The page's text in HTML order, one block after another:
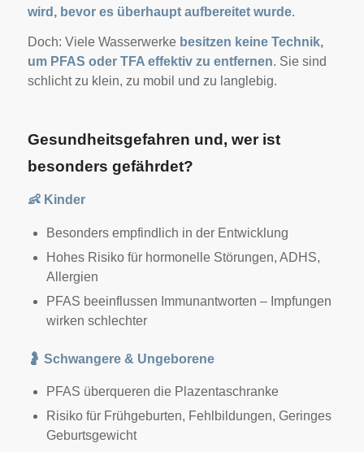
wird, bevor es überhaupt aufbereitet wurde.
Doch: Viele Wasserwerke besitzen keine Technik,
um PFAS oder TFA effektiv zu entfernen. Sie sind
schlicht zu klein, zu mobil und zu langlebig.
Gesundheitsgefahren und, wer ist
besonders gefährdet?
👶Kinder
Besonders empfindlich in der Entwicklung
Hohes Risiko für hormonelle Störungen, ADHS,
Allergien
PFAS beeinflussen Immunantworten – Impfungen
wirken schlechter
🤰 Schwangere & Ungeborene
PFAS überqueren die Plazentaschranke
Risiko für Frühgeburten, Fehlbildungen, Geringes
Geburtsgewicht